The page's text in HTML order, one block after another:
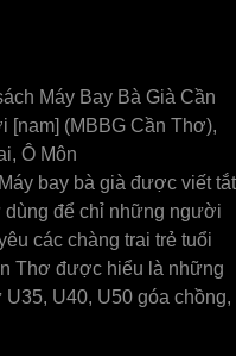
Máy Bay Bà Già Cần
[nam] (MBBG Cần Thơ),
Ô Môn
Máy bay bà già được viết tắt
dùng để chỉ những người
các chàng trai trẻ tuổi
Thơ được hiểu là những
U40, U50 góa chồng,